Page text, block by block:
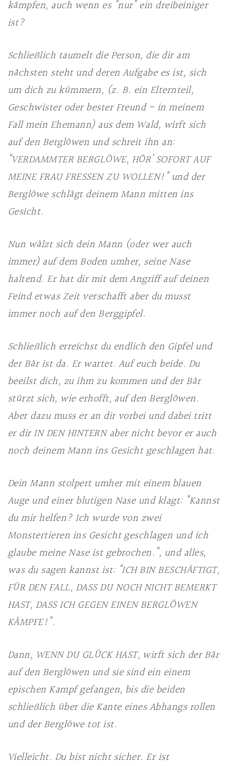
kämpfen, auch wenn es “nur” ein dreibeiniger
ist?
Schließlich taumelt die Person, die dir am
nächsten steht und deren Aufgabe es ist, sich
um dich zu kümmern, (z. B. ein Elternteil,
Geschwister oder bester Freund - in meinem
Fall mein Ehemann) aus dem Wald, wirft sich
auf den Berglöwen und schreit ihn an:
“VERDAMMTER BERGLÖWE, HÖR’ SOFORT AUF
MEINE FRAU FRESSEN ZU WOLLEN!” und der
Berglöwe schlägt deinem Mann mitten ins
Gesicht.
Nun wälzt sich dein Mann (oder wer auch
immer) auf dem Boden umher, seine Nase
haltend. Er hat dir mit dem Angriff auf deinen
Feind etwas Zeit verschafft aber du musst
immer noch auf den Berggipfel.
Schließlich erreichst du endlich den Gipfel und
der Bär ist da. Er wartet. Auf euch beide. Du
beeilst dich, zu ihm zu kommen und der Bär
stürzt sich, wie erhofft, auf den Berglöwen.
Aber dazu muss er an dir vorbei und dabei tritt
er dir IN DEN HINTERN aber nicht bevor er auch
noch deinem Mann ins Gesicht geschlagen hat.
Dein Mann stolpert umher mit einem blauen
Auge und einer blutigen Nase und klagt: “Kannst
du mir helfen? Ich wurde von zwei
Monstertieren ins Gesicht geschlagen und ich
glaube meine Nase ist gebrochen.”, und alles,
was du sagen kannst ist: “ICH BIN BESCHÄFTIGT,
FÜR DEN FALL, DASS DU NOCH NICHT BEMERKT
HAST, DASS ICH GEGEN EINEN BERGLÖWEN
KÄMPFE!”.
Dann, WENN DU GLÜCK HAST, wirft sich der Bär
auf den Berglöwen und sie sind ein einem
epischen Kampf gefangen, bis die beiden
schließlich über die Kante eines Abhangs rollen
und der Berglöwe tot ist.
Vielleicht. Du bist nicht sicher. Er ist